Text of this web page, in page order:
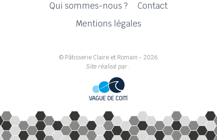
Qui sommes-nous ?
Contact
Mentions légales
© Pâtisserie Claire et Romain - 2026
Site réalisé par :